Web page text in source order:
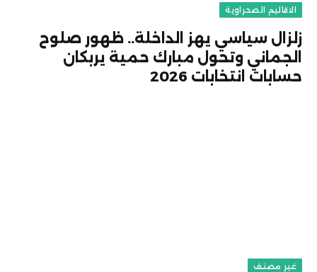
الاقاليم الصحراوية
زلزال سياسي يهز الداخلة.. ظهور صلوح
الجماني وتحول مبارك حمية يربكان
حسابات انتخابات 2026
غير مصنف